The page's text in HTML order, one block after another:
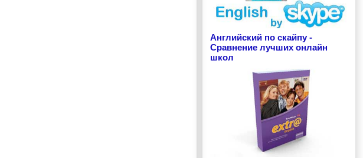
Английский по скайпу -
Сравнение лучших онлайн
школ